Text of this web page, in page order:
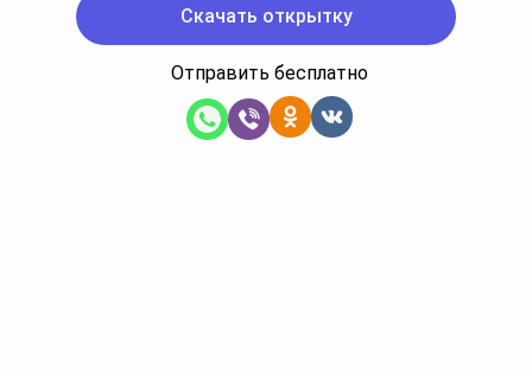
Скачать открытку
Отправить бесплатно